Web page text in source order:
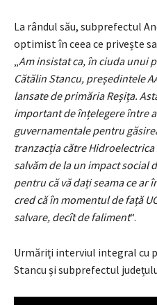
La rândul său, subprefectul
optimist în ceea ce privește
Am insistat ca, în ciuda unui
Cătălin Stancu, președintele
lansate de primăria Reșița.
important de înțelegere între
guvernamentale pentru
tranzacția către
salvăm de la un impact social
pentru că vă dați seama ce ar
cred că în momentul de față
salvare, decît de faliment“.
Urmăriți interviul integral cu
Stancu și subprefectul